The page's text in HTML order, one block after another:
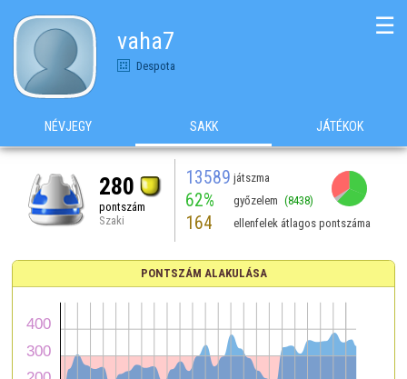
vaha7
Despota
☰
NÉVJEGY SAKK JÁTÉKOK
280
pontszám
Szaki
13589 játszma
62% győzelem (8438)
164 ellenfelek átlagos pontszáma
PONTSZÁM ALAKULÁSA